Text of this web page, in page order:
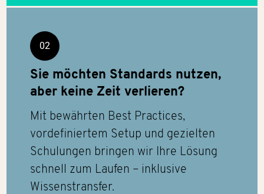
02
Sie möchten Standards nutzen,
aber keine Zeit verlieren?
Mit bewährten Best Practices,
vordefiniertem Setup und gezielten
Schulungen bringen wir Ihre Lösung
schnell zum Laufen – inklusive
Wissenstransfer.